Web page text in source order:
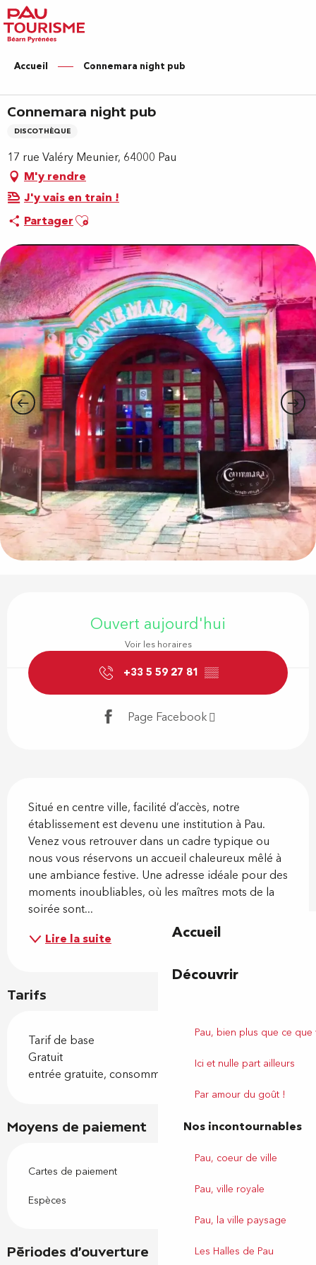
Aller
au
contenu
principal
Accueil
Découvrir
Pau, bien plus que ce
Ici et nulle part ailleurs
Par amour du goût !
Nos incontournables
Pau, coeur de ville
Pau, ville royale
Pau, la ville paysage
Les Halles de Pau
Accueil Connemara night pub
Connemara night pub
DISCOTHÈQUE
17 rue Valéry Meunier, 64000 Pau
M'y rendre
J'y vais en train !
PartagerAjouter aux favoris
Ouvert aujourd'hui
Voir les horaires
+33 5 59 27 81 ▒▒
Page Facebook
Situé en centre ville, facilité d’accès, notre
établissement est devenu une institution à Pau.
Venez vous retrouver dans un cadre typique ou
nous vous réservons un accueil chaleureux mêlé à
une ambiance festive. Une adresse idéale pour des
moments inoubliables, où les maîtres mots de la
soirée sont...
Lire la suite
Tarifs
Tarif de base
Gratuit
entrée gratuite, consommations payantes
Moyens de paiement
Cartes de paiement
Espèces
Périodes d'ouverture